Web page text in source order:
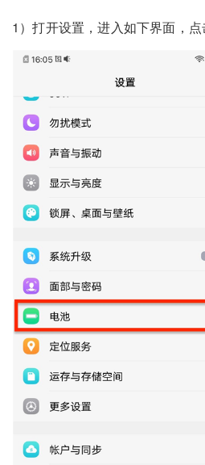
1）打开设置，进入如下界面，点